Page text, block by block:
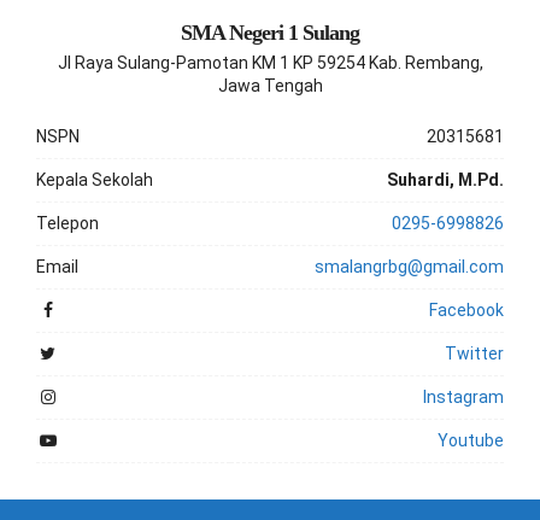
SMA Negeri 1 Sulang
Jl Raya Sulang-Pamotan KM 1 KP 59254 Kab. Rembang,
Jawa Tengah
NSPN 20315681
Kepala Sekolah Suhardi, M.Pd.
Telepon 0295-6998826
Email smalangrbg@gmail.com
Facebook
Twitter
Instagram
Youtube